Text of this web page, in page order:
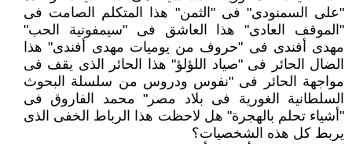
"على السمنودى" فى "الثمن" هذا المتكلم الصامت فى
"الموقف العادى" هذا العاشق فى "سيمفونية الحب"
مهدى أفندى فى "حروف من يوميات مهدى أفندى" هذا
الضال الحائر فى "صياد اللؤلؤ" هذا الحائر الذى يقف فى
مواجهة الحائر فى "نفوس ودروس من سلسلة البحوث
السلطانية الغورية فى بلاد مصر" محمد الفاروق فى
"أشياء تحلم بالهجرة" هل لاحظت هذا الرباط الخفى الذى
يربط كل هذه الشخصيات؟